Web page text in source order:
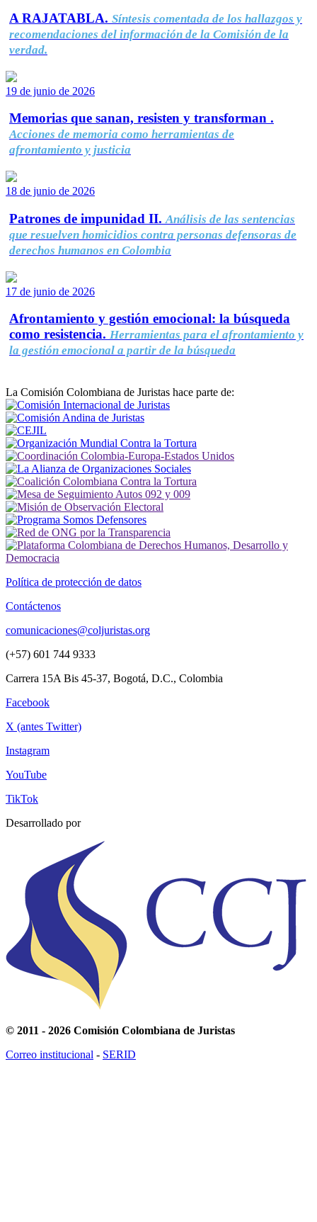
A RAJATABLA. Síntesis comentada de los hallazgos y
recomendaciones del información de la Comisión de la
verdad.
19 de junio de 2026
Memorias que sanan, resisten y transforman .
Acciones de memoria como herramientas de
afrontamiento y justicia
18 de junio de 2026
Patrones de impunidad II. Análisis de las sentencias
que resuelven homicidios contra personas defensoras de
derechos humanos en Colombia
17 de junio de 2026
Afrontamiento y gestión emocional: la búsqueda
como resistencia. Herramientas para el afrontamiento y
la gestión emocional a partir de la búsqueda
La Comisión Colombiana de Juristas hace parte de:
Política de protección de datos
Contáctenos
comunicaciones@coljuristas.org
(+57) 601 744 9333
Carrera 15A Bis 45-37, Bogotá, D.C., Colombia
Facebook
X (antes Twitter)
Instagram
YouTube
TikTok
Desarrollado por
© 2011 - 2026 Comisión Colombiana de Juristas
Correo institucional - SERID